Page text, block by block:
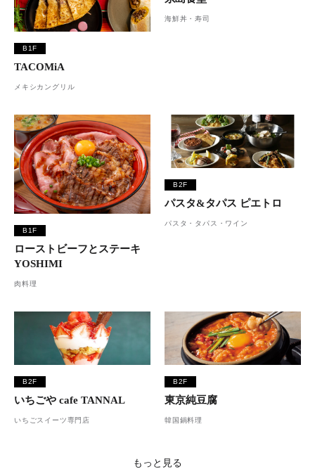
B1F
TACOMiA
メキシカングリル
海鮮丼・寿司
B1F
ローストビーフとステーキ
YOSHIMI
肉料理
B2F
パスタ&タパス ピエトロ
パスタ・タパス・ワイン
B2F
いちごや cafe TANNAL
いちごスイーツ専門店
B2F
東京純豆腐
韓国鍋料理
もっと見る